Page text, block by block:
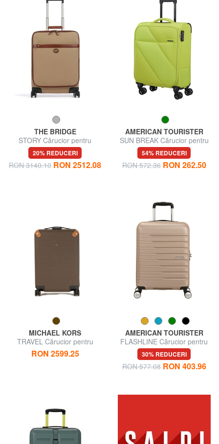
THE BRIDGE
STORY Cărucior pentru
bagaje de mână
20% REDUCERI
RON 3140.10 RON 2512.08
AMERICAN TOURISTER
SUN BREAK Cărucior pentru
bagaje de mână
54% REDUCERI
RON 572.36 RON 262.50
MICHAEL KORS
TRAVEL Cărucior pentru
bagaje de mână
RON 2599.25
AMERICAN TOURISTER
FLASHLINE Cărucior pentru
bagaje de mână
30% REDUCERI
RON 577.08 RON 403.96